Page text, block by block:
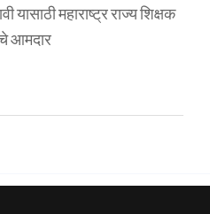
महाराष्ट्र राज्य शिक्षक
आमदार